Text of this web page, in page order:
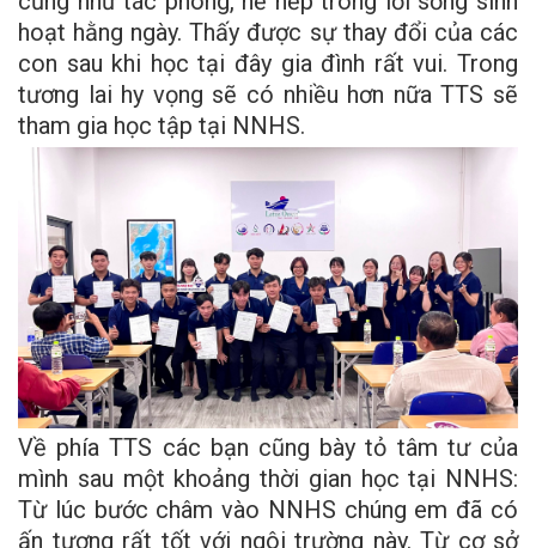
hoạt hằng ngày. Thấy được sự thay đổi của các
con sau khi học tại đây gia đình rất vui. Trong
tương lai hy vọng sẽ có nhiều hơn nữa TTS sẽ
tham gia học tập tại NNHS.
Về phía TTS các bạn cũng bày tỏ tâm tư của
mình sau một khoảng thời gian học tại NNHS:
Từ lúc bước châm vào NNHS chúng em đã có
ấn tượng rất tốt với ngôi trường này. Từ cơ sở